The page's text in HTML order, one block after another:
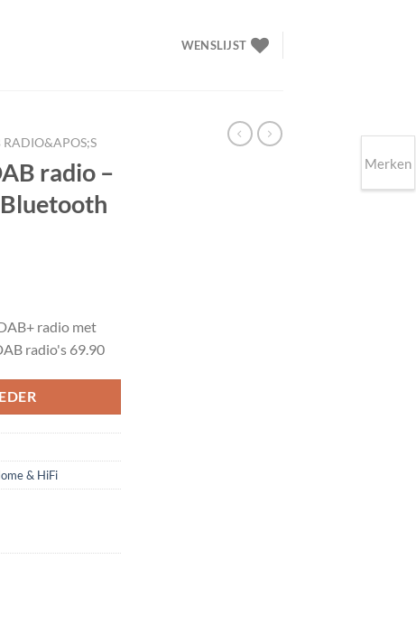
WENSLIJST
RADIO&APOS;S
radio –
radio met
radio's 69.90
& HiFi
Merken